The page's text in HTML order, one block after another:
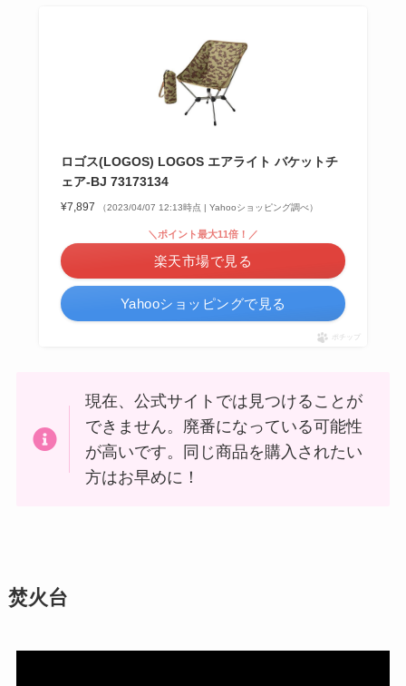
ロゴス(LOGOS) LOGOS エアライト バケットチ
ェア-BJ 73173134
¥7,897 （2023/04/07 12:13時点 | Yahooショッピング調べ）
＼ポイント最大11倍！／
楽天市場で見る
Yahooショッピングで見る
ポチップ
現在、公式サイトでは見つけることが
できません。廃番になっている可能性
が高いです。同じ商品を購入されたい
方はお早めに！
焚火台